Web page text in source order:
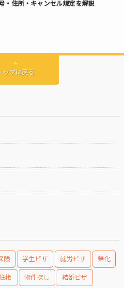
・住所・キャンセル規定を解説
ップに戻る
険 学生ビザ 就労ビザ 帰化
権 物件探し 結婚ビザ